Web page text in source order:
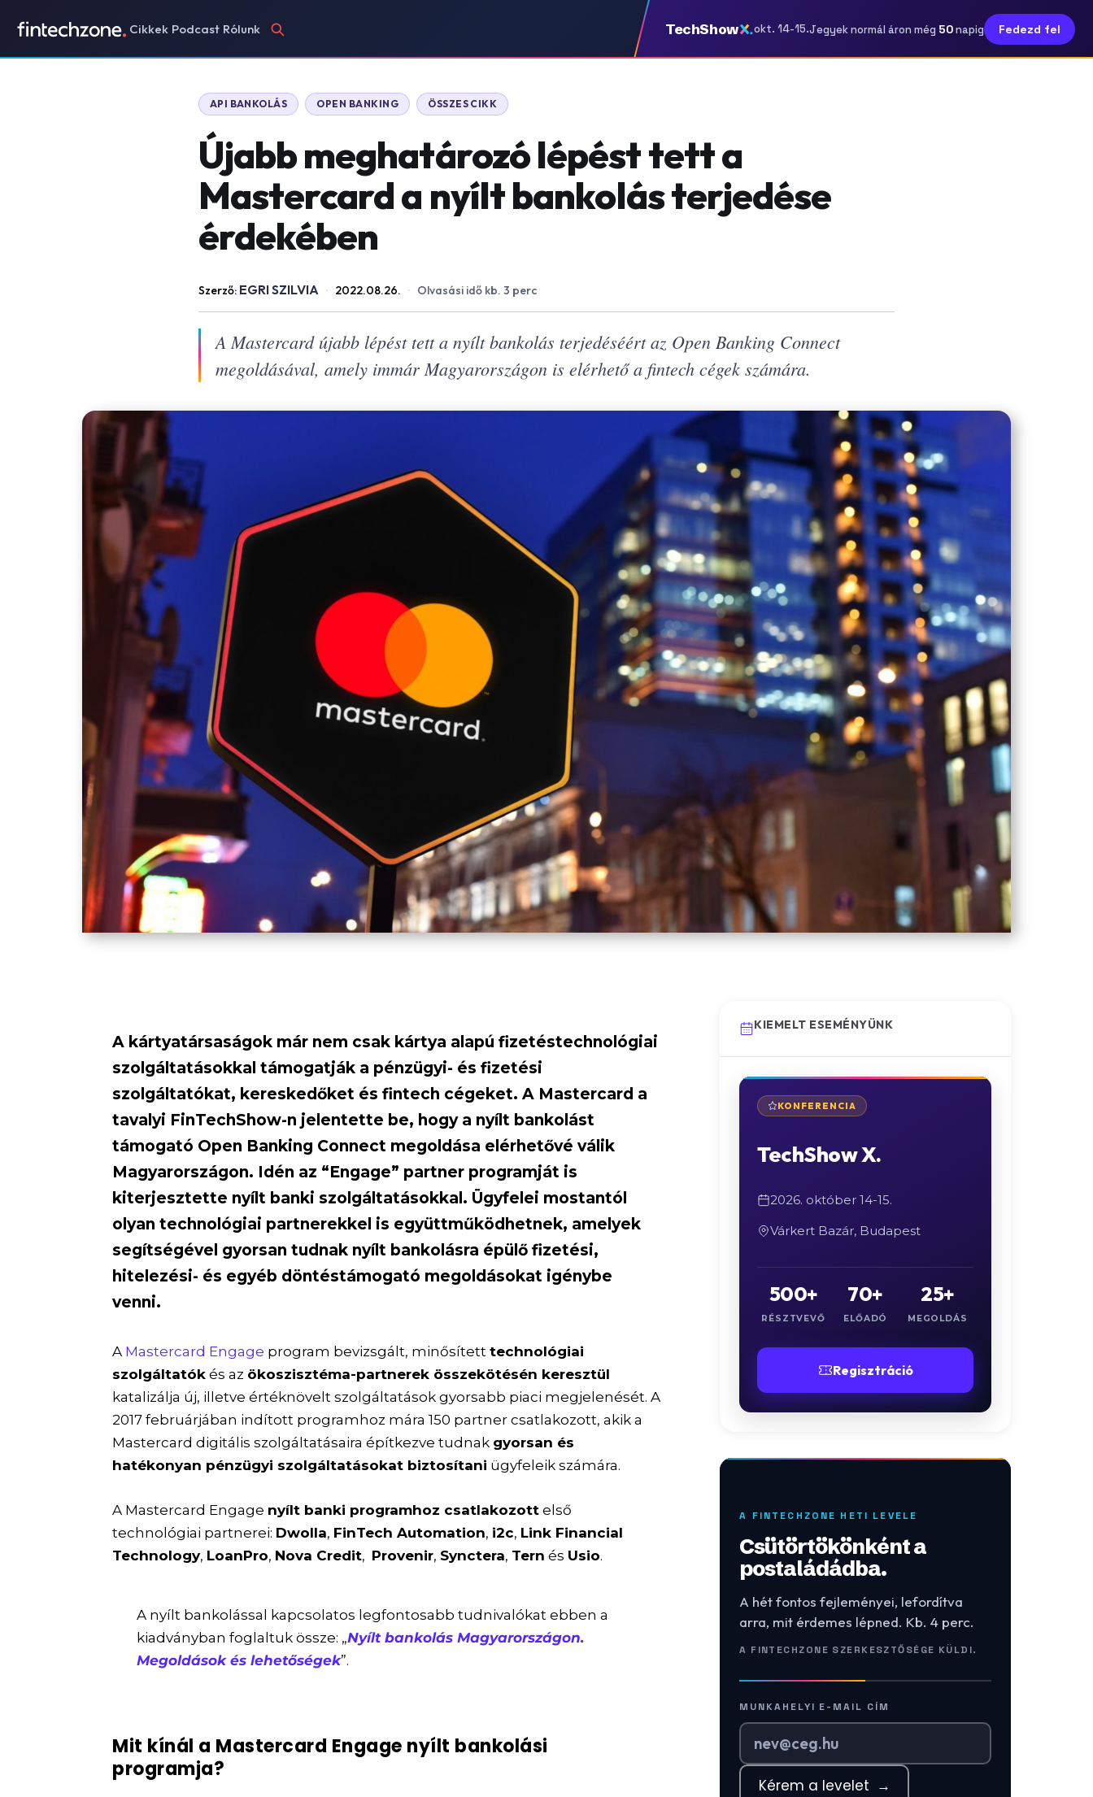
Cikkek Podcast Rólunk TechShow okt. 14-15.Jegyek normál áron még 50napig Fedezd fel
API BANKOLÁS OPEN BANKING ÖSSZES CIKK
Újabb meghatározó lépést tett a
Mastercard a nyílt bankolás terjedése
érdekében
Szerző: EGRI SZILVIA · 2022.08.26. · Olvasási idő kb. 3 perc
A Mastercard újabb lépést tett a nyílt bankolás terjedéséért az Open Banking Connect
megoldásával, amely immár Magyarországon is elérhető a fintech cégek számára.
A kártyatársaságok már nem csak kártya alapú fizetéstechnológiai
szolgáltatásokkal támogatják a pénzügyi- és fizetési
szolgáltatókat, kereskedőket és fintech cégeket. A Mastercard a
tavalyi FinTechShow-n jelentette be, hogy a nyílt bankolást
támogató Open Banking Connect megoldása elérhetővé válik
Magyarországon. Idén az “Engage” partner programját is
kiterjesztette nyílt banki szolgáltatásokkal. Ügyfelei mostantól
olyan technológiai partnerekkel is együttműködhetnek, amelyek
segítségével gyorsan tudnak nyílt bankolásra épülő fizetési,
hitelezési- és egyéb döntéstámogató megoldásokat igénybe
venni.
A Mastercard Engage program bevizsgált, minősítetttechnológiai
szolgáltatók és az ökoszisztéma-partnerek összekötésén keresztül
katalizálja új, illetve értéknövelt szolgáltatások gyorsabb piaci megjelenését. A
2017 februárjában indított programhoz mára 150 partner csatlakozott, akik a
Mastercard digitális szolgáltatásaira építkezve tudnak gyorsan és
hatékonyan pénzügyi szolgáltatásokat biztosítani ügyfeleik számára.
A Mastercard Engage nyílt banki programhoz csatlakozott első
technológiai partnerei: Dwolla, FinTech Automation, i2c, Link Financial
Technology, LoanPro, Nova Credit, Provenir, Synctera, Tern és Usio.
A nyílt bankolással kapcsolatos legfontosabb tudnivalókat ebben a
kiadványban foglaltuk össze: „Nyílt bankolás Magyarországon.
Megoldások és lehetőségek”.
Mit kínál a Mastercard Engage nyílt bankolási
programja?
KIEMELT ESEMÉNYÜNK
KONFERENCIA
TechShow X.
2026. október 14-15.
Várkert Bazár, Budapest
500+
RÉSZTVEVŐ
70+
ELŐADÓ
25+
MEGOLDÁS
Regisztráció
A FINTECHZONE HETI LEVELE
Csütörtökönként a
postaládádba.
A hét fontos fejleményei, lefordítva
arra, mit érdemes lépned. Kb. 4 perc.
A FINTECHZONE SZERKESZTŐSÉGE KÜLDI.
MUNKAHELYI E-MAIL CÍM
Kérem a levelet →